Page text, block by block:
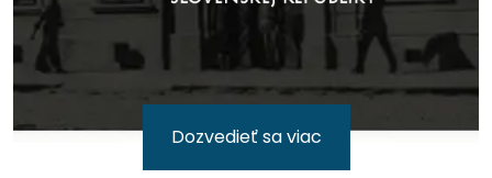
Dozvedieť sa viac